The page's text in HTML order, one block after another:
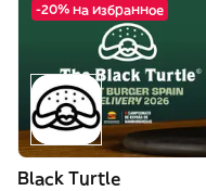
-20% на избранное
Black Turtle